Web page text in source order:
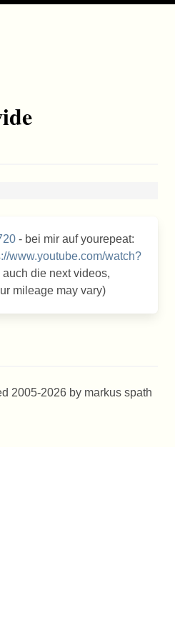
- bei mir auf yourepeat:
www.youtube.com/watch?
auch die next videos,
mileage may vary)
2005-2026 by markus spath